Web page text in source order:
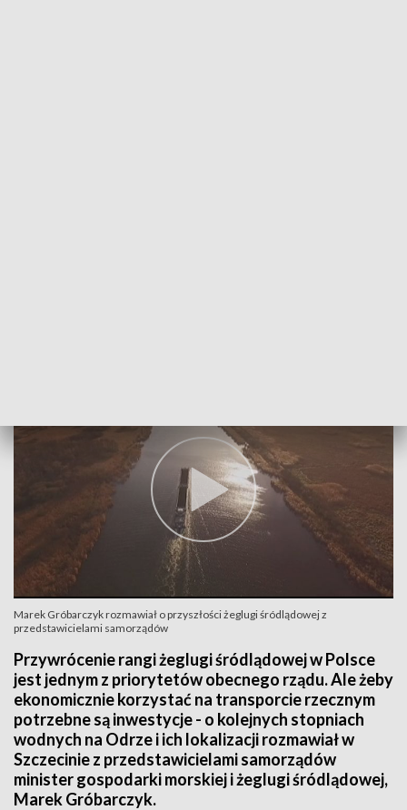
Marek Gróbarczyk rozmawiał o przyszłości żeglugi śródlądowej z
przedstawicielami samorządów
Przywrócenie rangi żeglugi śródlądowej w Polsce
jest jednym z priorytetów obecnego rządu. Ale żeby
ekonomicznie korzystać na transporcie rzecznym
potrzebne są inwestycje - o kolejnych stopniach
wodnych na Odrze i ich lokalizacji rozmawiał w
Szczecinie z przedstawicielami samorządów
minister gospodarki morskiej i żeglugi śródlądowej,
Marek Gróbarczyk.